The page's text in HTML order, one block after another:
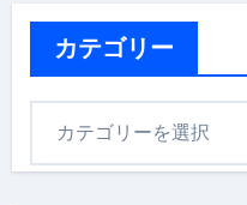
カテゴリー